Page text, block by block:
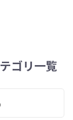
ゴリ一覧